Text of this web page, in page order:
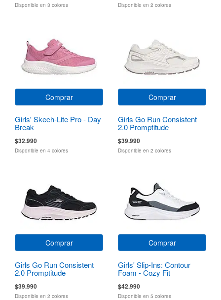
Disponible en 3 colores Disponible en 2 colores
Comprar
Girls' Skech-Lite Pro - Day
Break
$32.990
Disponible en 4 colores
Comprar
Girls Go Run Consistent
2.0 Promptitude
$39.990
Disponible en 2 colores
Comprar
Girls Go Run Consistent
2.0 Promptitude
$39.990
Disponible en 2 colores
Comprar
Girls' Slip-Ins: Contour
Foam - Cozy Fit
$42.990
Disponible en 5 colores